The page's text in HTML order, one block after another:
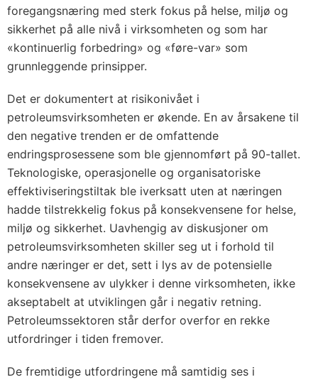
foregangsnæring med sterk fokus på helse, miljø og
sikkerhet på alle nivå i virksomheten og som har
«kontinuerlig forbedring» og «føre-var» som
grunnleggende prinsipper.
Det er dokumentert at risikonivået i
petroleumsvirksomheten er økende. En av årsakene til
den negative trenden er de omfattende
endringsprosessene som ble gjennomført på 90-tallet.
Teknologiske, operasjonelle og organisatoriske
effektiviseringstiltak ble iverksatt uten at næringen
hadde tilstrekkelig fokus på konsekvensene for helse,
miljø og sikkerhet. Uavhengig av diskusjoner om
petroleumsvirksomheten skiller seg ut i forhold til
andre næringer er det, sett i lys av de potensielle
konsekvensene av ulykker i denne virksomheten, ikke
akseptabelt at utviklingen går i negativ retning.
Petroleumssektoren står derfor overfor en rekke
utfordringer i tiden fremover.
De fremtidige utfordringene må samtidig ses i